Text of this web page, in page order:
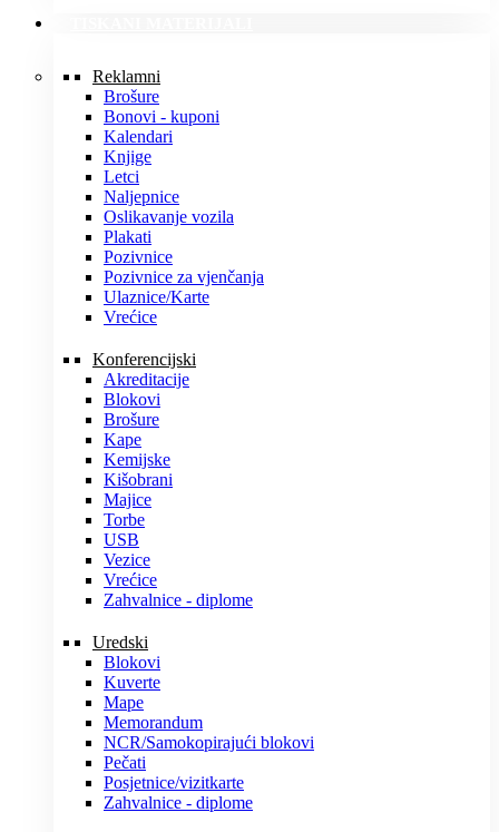
Reklamni
Brošure
Bonovi - kuponi
Kalendari
Knjige
Letci
Naljepnice
Oslikavanje vozila
Plakati
Pozivnice
Pozivnice za vjenčanja
Ulaznice/Karte
Vrećice
Konferencijski
Akreditacije
Blokovi
Brošure
Kape
Kemijske
Kišobrani
Majice
Torbe
USB
Vezice
Vrećice
Zahvalnice - diplome
Uredski
Blokovi
Kuverte
Mape
Memorandum
NCR/Samokopirajući blokovi
Pečati
Posjetnice/vizitkarte
Zahvalnice - diplome